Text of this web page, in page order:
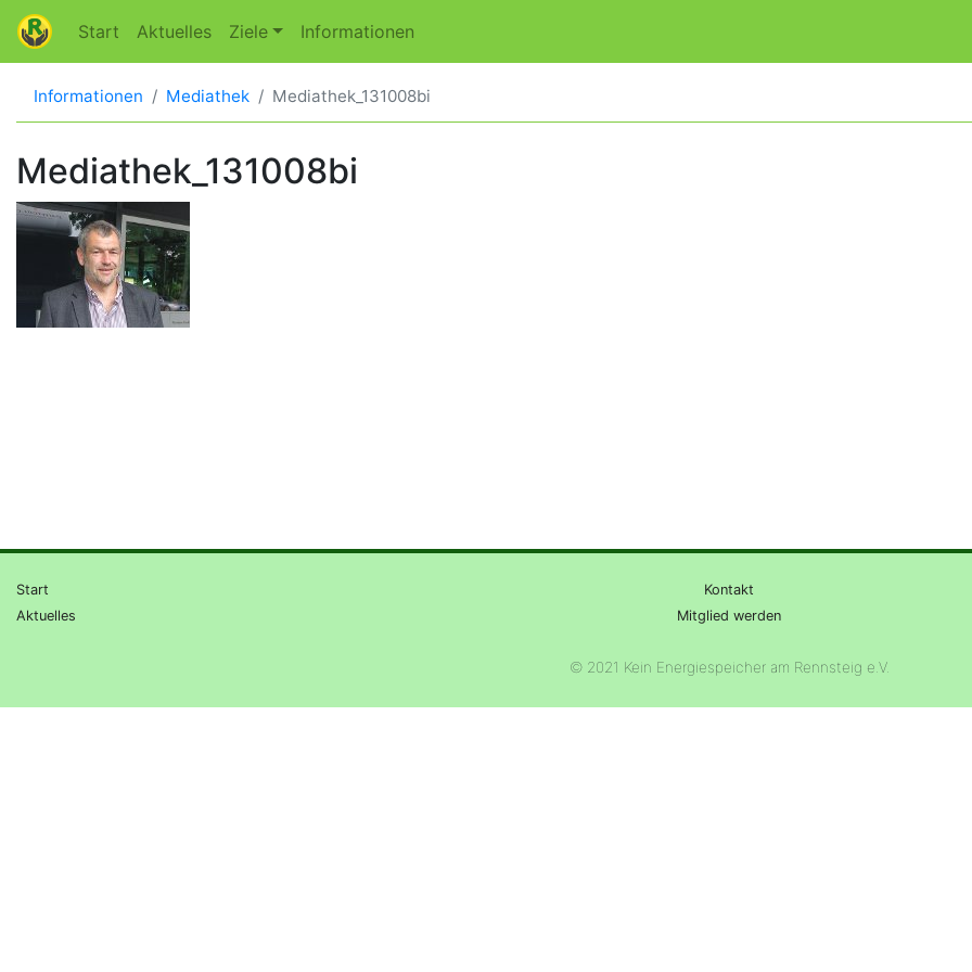
Start Aktuelles Ziele Informationen
Informationen Mediathek Mediathek_131008bi
Mediathek_131008bi
Start
Aktuelles
Kontakt
Mitglied werden
© 2021 Kein Energiespeicher am Rennsteig e.V.